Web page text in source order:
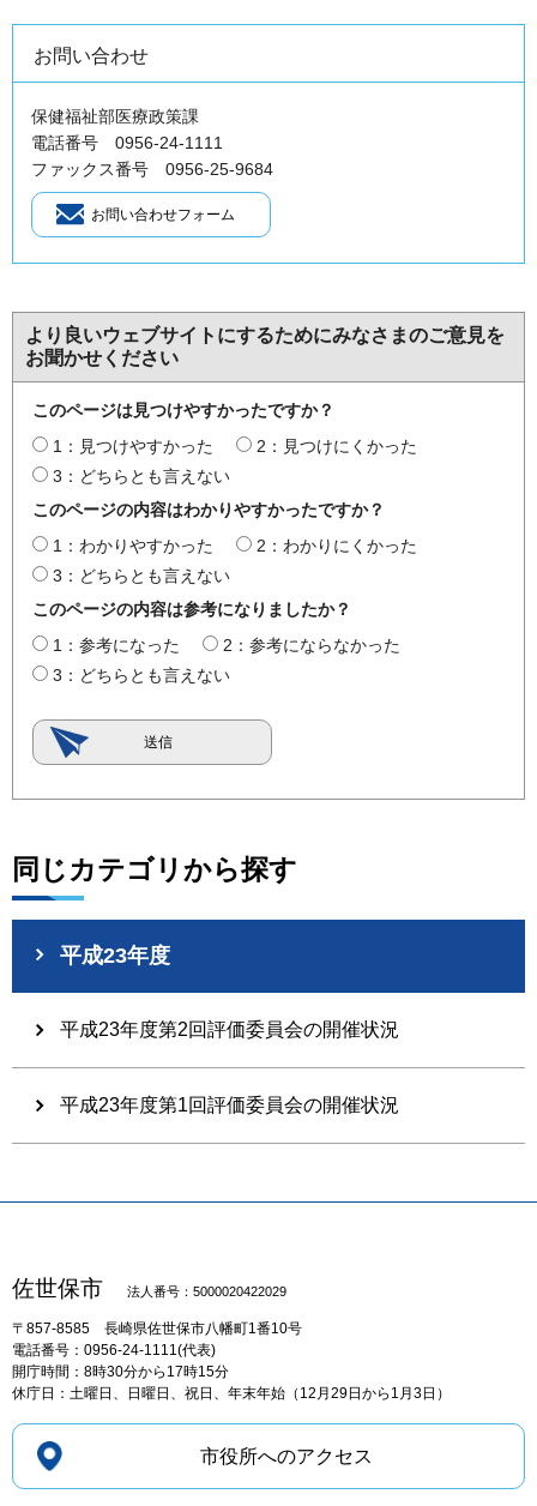
お問い合わせ
保健福祉部医療政策課
電話番号 0956-24-1111
ファックス番号 0956-25-9684
より良いウェブサイトにするためにみなさまのご意見を
お聞かせください
このページは見つけやすかったですか？
1：見つけやすかった
2：見つけにくかった
3：どちらとも言えない
このページの内容はわかりやすかったですか？
1：わかりやすかった
2：わかりにくかった
3：どちらとも言えない
このページの内容は参考になりましたか？
1：参考になった
2：参考にならなかった
3：どちらとも言えない
同じカテゴリから探す
平成23年度
平成23年度第2回評価委員会の開催状況
平成23年度第1回評価委員会の開催状況
佐世保市 法人番号：5000020422029
〒857-8585 長崎県佐世保市八幡町1番10号
電話番号：0956-24-1111(代表)
開庁時間：8時30分から17時15分
休庁日：土曜日、日曜日、祝日、年末年始（12月29日から1月3日）
市役所へのアクセス